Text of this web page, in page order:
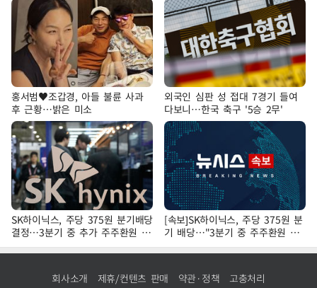
홍서범♥조갑경, 아들 불륜 사과
후 근황…밝은 미소
외국인 심판 성 접대 7경기 들여
다보니…한국 축구 '5승 2무'
SK하이닉스, 주당 375원 분기배당
결정…3분기 중 추가 주주환원 발
표
[속보]SK하이닉스, 주당 375원 분
기 배당…"3분기 중 주주환원 방
안 확정"
회사소개 제휴/컨텐츠 판매 약관·정책 고충처리